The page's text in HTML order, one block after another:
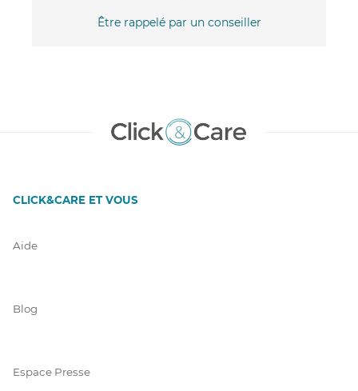
Être rappelé par un conseiller
CLICK&CARE ET VOUS
Aide
Blog
Espace Presse